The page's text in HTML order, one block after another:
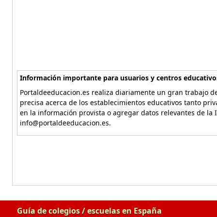
Información importante para usuarios y centros
Portaldeeducacion.es realiza diariamente un gran trabajo
precisa acerca de los establecimientos educativos tanto
en la información provista o agregar datos relevantes de
info@portaldeeducacion.es.
Guía de colegios / escuelas en España